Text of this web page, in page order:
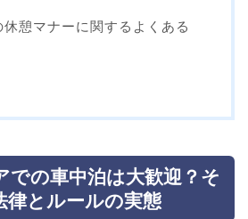
憩マナーに関するよくある
での車中泊は大歓迎？そ
律とルールの実態